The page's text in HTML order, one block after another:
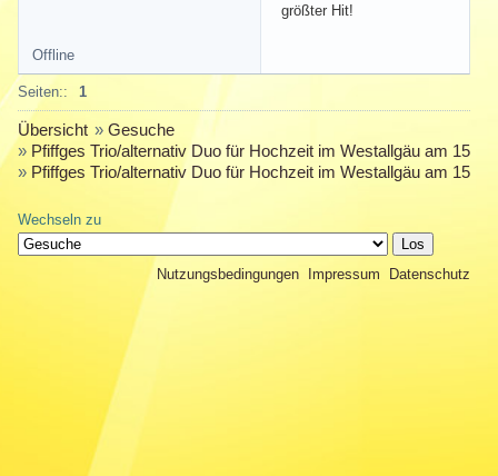
größter Hit!
Offline
Seiten:: 1
Übersicht » Gesuche
» Pfiffges Trio/alternativ Duo für Hochzeit im Westallgäu am
» Pfiffges Trio/alternativ Duo für Hochzeit im Westallgäu am
Wechseln zu
Nutzungsbedingungen Impressum Datenschutz